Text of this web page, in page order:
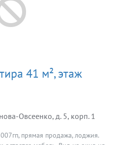
41 м², этаж
Овсеенко, д. 5, корп. 1
прямая продажа, лоджия.